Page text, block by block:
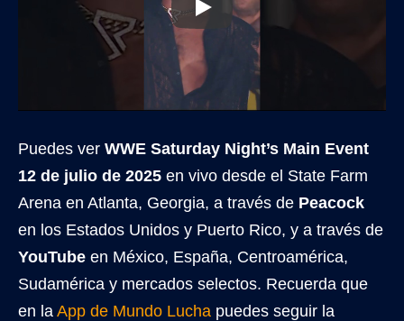
Puedes ver WWE Saturday Night’s Main Event
12 de julio de 2025 en vivo desde el State Farm
Arena en Atlanta, Georgia, a través de Peacock
en los Estados Unidos y Puerto Rico, y a través de
YouTube en México, España, Centroamérica,
Sudamérica y mercados selectos. Recuerda que
en la App de Mundo Lucha puedes seguir la